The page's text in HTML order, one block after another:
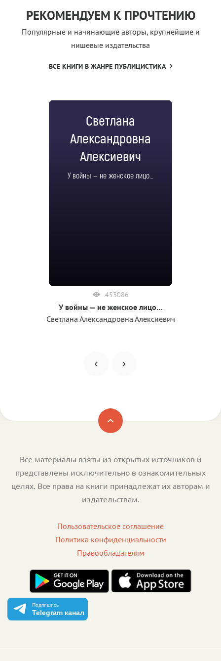
РЕКОМЕНДУЕМ К ПРОЧТЕНИЮ
Популярные и начинающие авторы, крупнейшие и
нишевые издательства
ВСЕ КНИГИ В ЖАНРЕ ПУБЛИЦИСТИКА
Светлана
Александровна
Алексиевич
У войны — не женское лицо…
453086
У войны — не женское лицо…
Светлана Александровна Алексиевич
Все материалы взяты из открытых источников и
представлены исключительно в ознакомительных
целях. Все права на книги принадлежат их авторам и
издательствам.
Пользовательское соглашение
Политика конфиденциальности
Правообладателям
Подпишись
Telegram канал